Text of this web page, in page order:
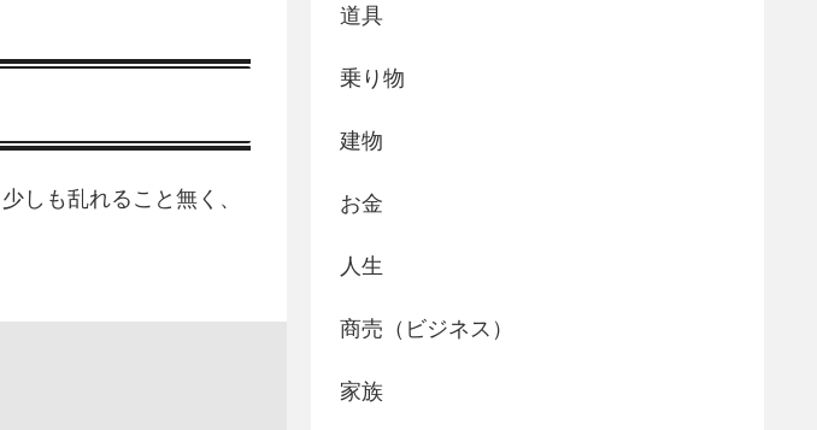
しも乱れること無く、
道具
乗り物
建物
お金
人生
商売（ビジネス）
家族